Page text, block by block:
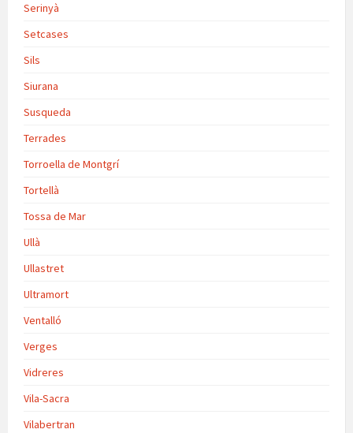
Serinyà
Setcases
Sils
Siurana
Susqueda
Terrades
Torroella de Montgrí
Tortellà
Tossa de Mar
Ullà
Ullastret
Ultramort
Ventalló
Verges
Vidreres
Vila-Sacra
Vilabertran